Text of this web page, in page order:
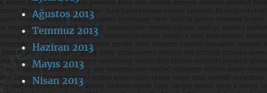
Ağustos 2013
Temmuz 2013
Haziran 2013
Mayıs 2013
Nisan 2013